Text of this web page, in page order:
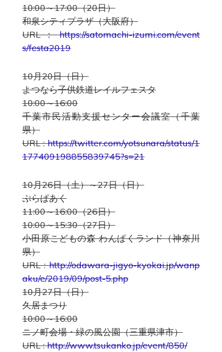
10:00～17:00（20日）
和泉シティプラザ（大阪府）
URL ：https://satomachi-izumi.com/event
s/festa2019
10月20日（日）
よつなら子供鉄道レイルフェスタ
10:00～16:00
千葉市民活動支援センター会議室（千葉
県）
URL :https://twitter.com/yotsunara/status/1
177409198855839745?s=21
10月26日（土）～27日（日）
ぷらぱあく
11:00～16:00（26日）
10:00～15:30（27日）
小田原こどもの森 わんぱくランド（神奈川
県）
URL :http://odawara-jigyo-kyokai.jp/wanp
aku/e/2019/09/post-5.php
10月27日（日）
久居まつり
10:00～16:00
ニノ町会場・緑の風公園（三重県津市）
URL :http://www.tsukanko.jp/event/850/